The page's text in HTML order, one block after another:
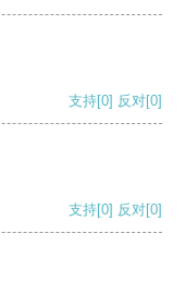
支持[0] 反对[0]
支持[0] 反对[0]